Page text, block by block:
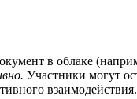
в облаке
Участники могут
взаимодействия.